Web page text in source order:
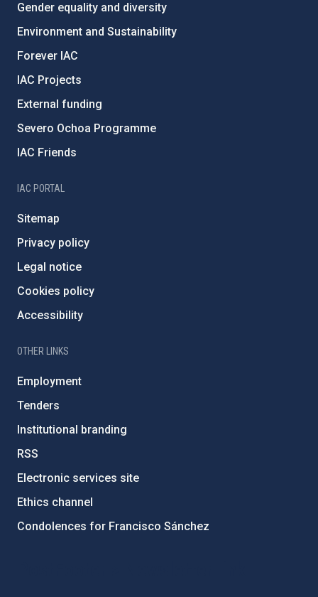
Gender equality and diversity
Environment and Sustainability
Forever IAC
IAC Projects
External funding
Severo Ochoa Programme
IAC Friends
IAC PORTAL
Sitemap
Privacy policy
Legal notice
Cookies policy
Accessibility
OTHER LINKS
Employment
Tenders
Institutional branding
RSS
Electronic services site
Ethics channel
Condolences for Francisco Sánchez